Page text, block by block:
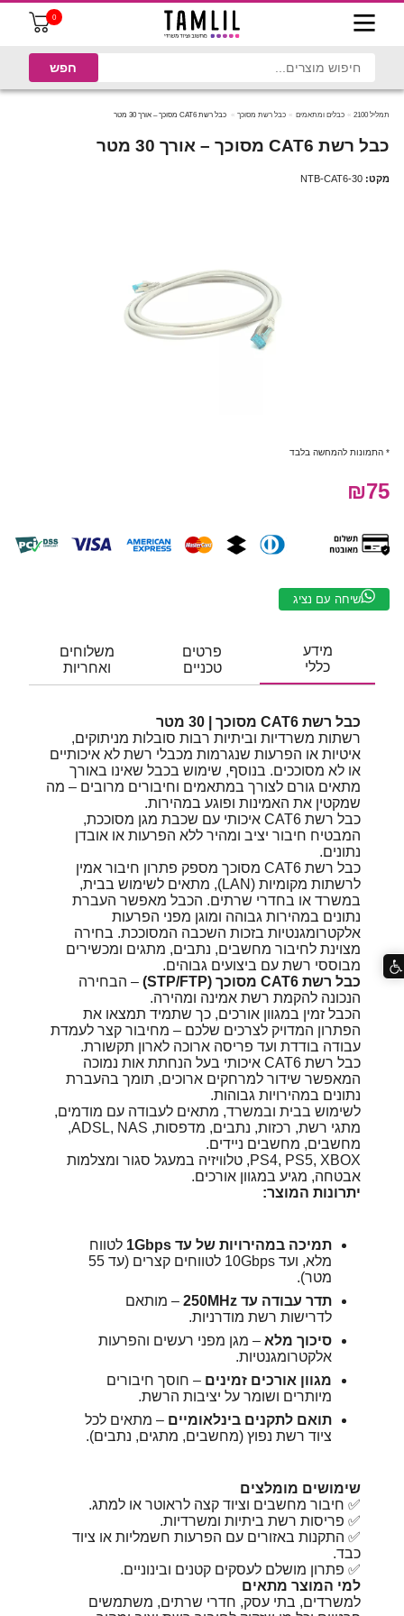
0
תמליל 2100 כבלים ומתאמים כבל רשת מסוכך כבל רשת CAT6 מסוכך – אורך 30 מטר
כבל רשת CAT6 מסוכך – אורך 30 מטר
מקט: NTB-CAT6-30
* התמונות להמחשה בלבד
₪75
שיחה עם נציג
מידע
כללי
פרטים
טכניים
משלוחים
ואחריות
כבל רשת CAT6 מסוכך | 30 מטר
רשתות משרדיות וביתיות רבות סובלות מניתוקים,
איטיות או הפרעות שנגרמות מכבלי רשת לא איכותיים
או לא מסוככים. בנוסף, שימוש בכבל שאינו באורך
מתאים גורם לצורך במתאמים וחיבורים מרובים – מה
שמקטין את האמינות ופוגע במהירות.
כבל רשת CAT6 איכותי עם שכבת מגן מסוככת,
המבטיח חיבור יציב ומהיר ללא הפרעות או אובדן
נתונים.
כבל רשת CAT6 מסוכך מספק פתרון חיבור אמין
לרשתות מקומיות (LAN), מתאים לשימוש בבית,
במשרד או בחדרי שרתים. הכבל מאפשר העברת
נתונים במהירות גבוהה ומוגן מפני הפרעות
אלקטרומגנטיות בזכות השכבה המסוככת. בחירה
מצוינת לחיבור מחשבים, נתבים, מתגים ומכשירים
מבוססי רשת עם ביצועים גבוהים.
כבל רשת CAT6 מסוכך (STP/FTP)
– הבחירה
הנכונה להקמת רשת אמינה ומהירה.
הכבל זמין במגוון אורכים, כך שתמיד תמצאו את
הפתרון המדויק לצרכים שלכם – מחיבור קצר לעמדת
עבודה בודדת ועד פריסה ארוכה לארון תקשורת.
כבל רשת CAT6 איכותי בעל הנחתת אות נמוכה
המאפשר שידור למרחקים ארוכים, תומך בהעברת
נתונים במהירויות גבוהות.
לשימוש בבית ובמשרד, מתאים לעבודה עם מודמים,
מתגי רשת, רכזות, נתבים, מדפסות, ADSL, NAS,
מחשבים, מחשבים ניידים.
PS4, PS5, XBOX, טלוויזיה במעגל סגור ומצלמות
אבטחה, מגיע במגוון אורכים.
יתרונות המוצר:
תמיכה במהירויות של עד 1Gbps
לטווח
מלא, ועד 10Gbps לטווחים קצרים (עד 55
מטר).
תדר עבודה עד ‎250MHz‎
– מותאם
לדרישות רשת מודרניות.
סיכוך מלא – מגן מפני רעשים והפרעות
אלקטרומגנטיות.
מגוון אורכים זמינים – חוסך חיבורים
מיותרים ושומר על יציבות הרשת.
תואם לתקנים בינלאומיים – מתאים לכל
ציוד רשת נפוץ (מחשבים, מתגים, נתבים).
שימושים מומלצים
✅ חיבור מחשבים וציוד קצה לראוטר או למתג.
✅ פריסות רשת ביתיות ומשרדיות.
✅ התקנות באזורים עם הפרעות חשמליות או ציוד
כבד.
✅ פתרון מושלם לעסקים קטנים ובינוניים.
למי המוצר מתאים
למשרדים, בתי עסק, חדרי שרתים, משתמשים